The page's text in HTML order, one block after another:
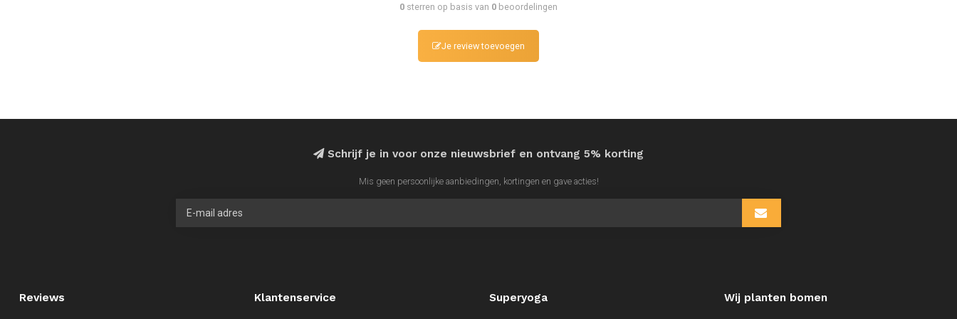
0 sterren op basis van 0 beoordelingen
Je review toevoegen
Schrijf je in voor onze nieuwsbrief en ontvang 5% korting
Mis geen persoonlijke aanbiedingen, kortingen en gave acties!
Reviews Klantenservice Superyoga Wij planten bomen